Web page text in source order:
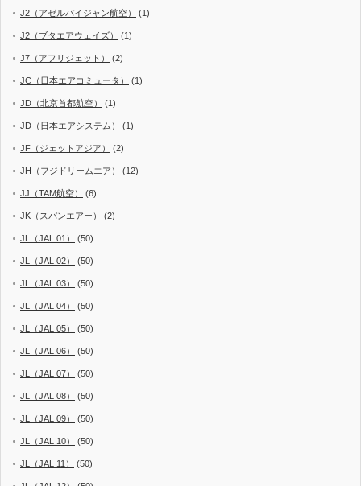
J2（アゼルバイジャン航空） (1)
J2（ブタエアウェイズ） (1)
J7（アフリジェット） (2)
JC（日本エアコミュータ） (1)
JD（北京首都航空） (1)
JD（日本エアシステム） (1)
JF（ジェットアジア） (2)
JH（フジドリームエア） (12)
JJ（TAM航空） (6)
JK（スパンエアー） (2)
JL（JAL 01） (50)
JL（JAL 02） (50)
JL（JAL 03） (50)
JL（JAL 04） (50)
JL（JAL 05） (50)
JL（JAL 06） (50)
JL（JAL 07） (50)
JL（JAL 08） (50)
JL（JAL 09） (50)
JL（JAL 10） (50)
JL（JAL 11） (50)